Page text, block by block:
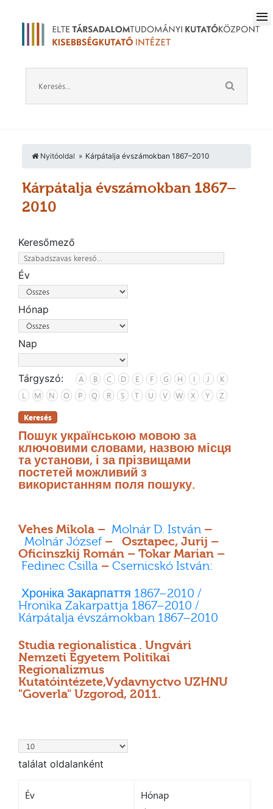
Nyitóoldal Kárpátalja évszámokban 1867–2010
Kárpátalja évszámokban 1867–
2010
Keresőmező
Év
Hónap
Nap
Tárgyszó: A B C D E F G H I J
K
L
M N O P Q R S T U V W X Y Z
Keresés
Пошук українською мовою за
ключовими словами, назвою місця
та установи, і за прізвищами
постетей можливий з
використанням поля пошуку.
Vehes Mikola – Molnár D. István –
Molnár József – Osztapec, Jurij –
Oficinszkij Román – Tokar Marian –
Fedinec Csilla – Csernicskó István:
Хроніка Закарпаття 1867–2010 /
Hronika Zakarpattja 1867–2010 /
Kárpátalja évszámokban 1867–2010
Studia regionalistica . Ungvári
Nemzeti Egyetem Politikai
Regionalizmus
Kutatóintézete,Vydavnyctvo UZHNU
"Goverla" Uzgorod, 2011.
találat oldalanként
Év Hónap